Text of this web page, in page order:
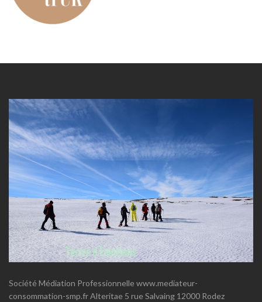
Société Médiation Professionnelle www.mediateur-
consommation-smp.fr Alteritae 5 rue Salvaing 12000 Rodez